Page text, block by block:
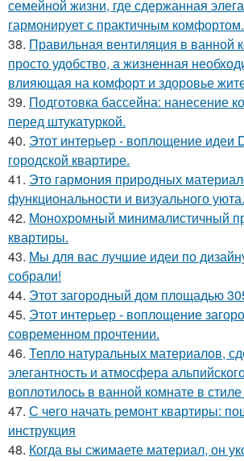
семейной жизни, где сдержанная
гармонирует с практичным комфортом.
38. Правильная вентиляция в ванной
просто удобство, а жизненная
влияющая на комфорт и здоровье
39. Подготовка бассейна: нанесение
перед штукатуркой.
40. Этот интерьер - воплощение идеи
городской квартире.
41. Это гармония природных
функциональности и визуального уюта.
42. Монохромный минималистичный
квартиры.
43. Мы для вас лучшие идеи по
собрали!
44. Этот загородный дом площадью
45. Этот интерьер - воплощение
современном прочтении.
46. Тепло натуральных материалов,
элегантность и атмосфера
воплотилось в ванной комнате в
47. С чего начать ремонт квартиры:
инструкция
48. Когда вы сжимаете материал, он